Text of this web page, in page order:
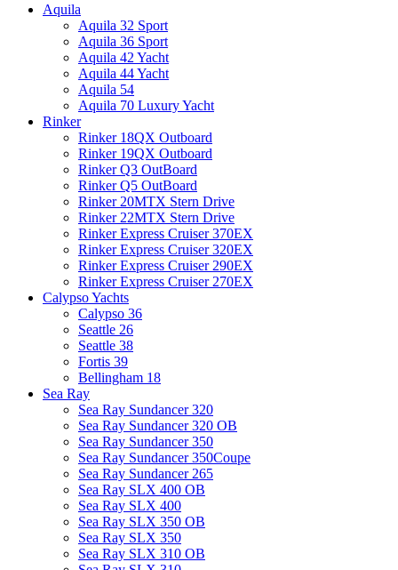
Aquila
Aquila 32 Sport
Aquila 36 Sport
Aquila 42 Yacht
Aquila 44 Yacht
Aquila 54
Aquila 70 Luxury Yacht
Rinker
Rinker 18QX Outboard
Rinker 19QX Outboard
Rinker Q3 OutBoard
Rinker Q5 OutBoard
Rinker 20MTX Stern Drive
Rinker 22MTX Stern Drive
Rinker Express Cruiser 370EX
Rinker Express Cruiser 320EX
Rinker Express Cruiser 290EX
Rinker Express Cruiser 270EX
Calypso Yachts
Calypso 36
Seattle 26
Seattle 38
Fortis 39
Bellingham 18
Sea Ray
Sea Ray Sundancer 320
Sea Ray Sundancer 320 OB
Sea Ray Sundancer 350
Sea Ray Sundancer 350Coupe
Sea Ray Sundancer 265
Sea Ray SLX 400 OB
Sea Ray SLX 400
Sea Ray SLX 350 OB
Sea Ray SLX 350
Sea Ray SLX 310 OB